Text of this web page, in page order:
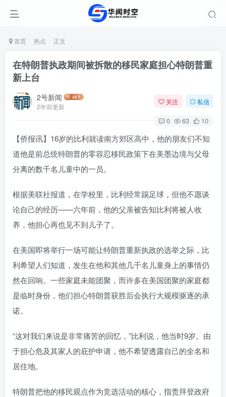
首页 热点 正文
在特朗普执政期间被拆散的移民家庭担心特朗普重
新上台
2号新闻
2年前更新
关注 私信
0 63 10
【侨报讯】16岁的比利就读南方郊区高中，他的朋友们不知
道他是前总统特朗普的零容忍移民政策下在美墨边境与父母
分离的数千名儿童中的一员。
根据美联社报道，在学校里，比利经常踢足球，但他不愿谈
论自己的经历——六年前，他的父亲被告知比利将被人收
养，他担心再也见不到儿子了。
在美国即将举行一场可能让特朗普重新执政的选举之际，比
利希望人们知道，发生在他和其他几千名儿童身上的事情仍
然在回响。一些家庭未能团聚，而许多在美国团聚的家庭都
是临时身份，他们担心特朗普获胜后会执行大规模驱逐的承
诺。
“这对我们来说是非常痛苦的回忆，”比利说，他当时9岁。由
于担心危及其家人的庇护申请，他不希望透露自己的全名和
居住地。
特朗普把他的移民观点作为竞选活动的核心，指责拜登政府